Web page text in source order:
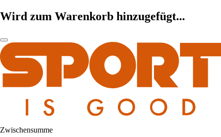
Wird zum Warenkorb hinzugefügt...
Zwischensumme